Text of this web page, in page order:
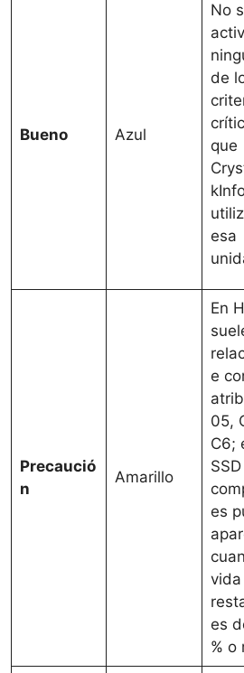
Bueno Azul
No
de
que
esa
Precaució
n
Amarillo
En
e
05,
C6;
SSD
es
vida
es
% o